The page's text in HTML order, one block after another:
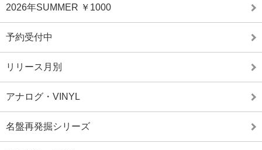
2026年SUMMER ￥1000
予約受付中
リリース月別
アナログ・VINYL
名盤再発掘シリーズ